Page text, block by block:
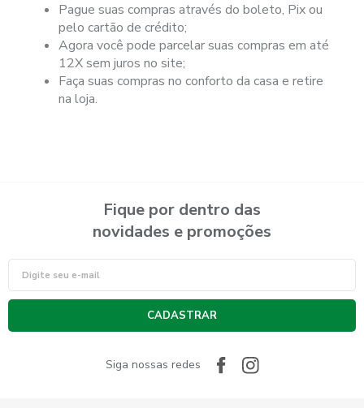
Pague suas compras através do boleto, Pix ou
pelo cartão de crédito;
Agora você pode parcelar suas compras em até
12X sem juros no site;
Faça suas compras no conforto da casa e retire
na loja.
Fique por dentro das
novidades e promoções
CADASTRAR
Siga nossas redes